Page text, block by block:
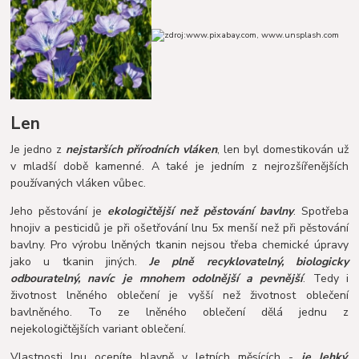
zdroj:www.pixabay.com, www.unsplash.com
Len
Je jedno z nejstarších přírodních vláken, len byl domestikován už
v mladší době kamenné. A také je jedním z nejrozšířenějších
používaných vláken vůbec.
Jeho pěstování je ekologičtější než pěstování bavlny. Spotřeba
hnojiv a pesticidů je při ošetřování lnu 5x menší než při pěstování
bavlny. Pro výrobu lněných tkanin nejsou třeba chemické úpravy
jako u tkanin jiných.Je plně recyklovatelný, biologicky
odbouratelný, navíc je mnohem odolnější a pevnější. Tedy i
životnost lněného oblečení je vyšší než životnost oblečení
bavlněného. To ze lněného oblečení dělá jednu z
nejekologičtějších variant oblečení.